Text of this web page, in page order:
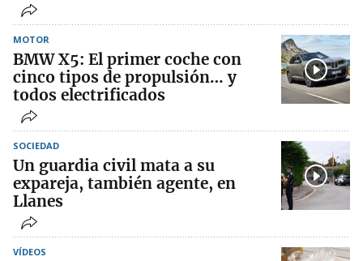
MOTOR
BMW X5: El primer coche con
cinco tipos de propulsión… y
todos electrificados
SOCIEDAD
Un guardia civil mata a su
expareja, también agente, en
Llanes
VÍDEOS